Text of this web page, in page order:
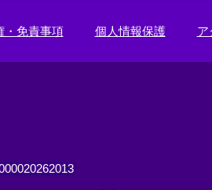
・免責事項 個人情報保護 ア